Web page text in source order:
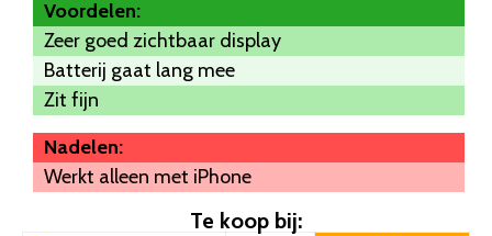
Voordelen:
Zeer goed zichtbaar display
Batterij gaat lang mee
Zit fijn
Nadelen:
Werkt alleen met iPhone
Te koop bij: